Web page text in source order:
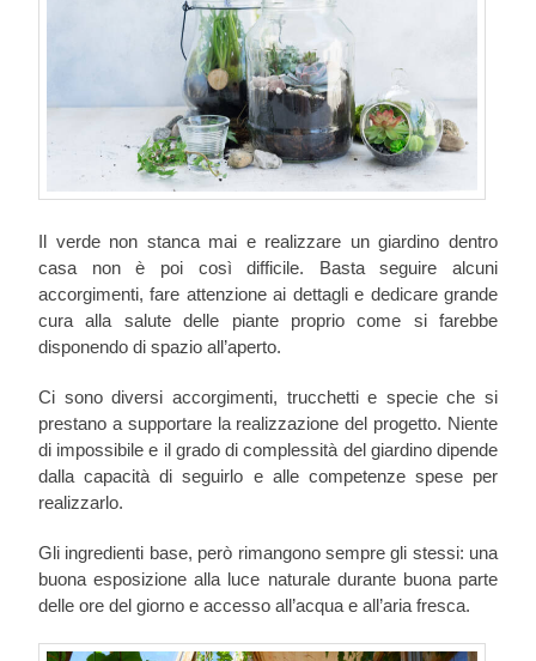
Il verde non stanca mai e realizzare un giardino dentro
casa non è poi così difficile. Basta seguire alcuni
accorgimenti, fare attenzione ai dettagli e dedicare grande
cura alla salute delle piante proprio come si farebbe
disponendo di spazio all’aperto.
Ci sono diversi accorgimenti, trucchetti e specie che si
prestano a supportare la realizzazione del progetto. Niente
di impossibile e il grado di complessità del giardino dipende
dalla capacità di seguirlo e alle competenze spese per
realizzarlo.
Gli ingredienti base, però rimangono sempre gli stessi: una
buona esposizione alla luce naturale durante buona parte
delle ore del giorno e accesso all’acqua e all’aria fresca.